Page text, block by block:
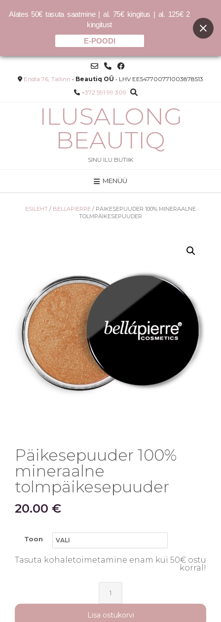
YOUNG.AGAIN MASQUE - 40ml
11.00€
LISA
Skip
contentEndla 76, Tallinn • Beautiq OÜ • LHV EE547700771003878513
+372 591 99 309
ILUSALONG
BEAUTIQ
SINU ILU BUTIIK
MENÜÜ
ESILEHT / BELLAPIERRE / PÄIKESEPUUDER 100% MINERAALNE
TOLMPÄIKESEPUUDER
Päikesepuuder 100%
mineraalne
tolmpäikesepuuder
20.00 €
Toon
Tasuta kohaletoimetamine enam kui 50€ ostu
korral!
100%
mineraalne
Lisa ostukorvi
Alates 50€ tasuta saatmine | al. 75€ kingitus | al. 125€ 2
kingitust
E-POODI